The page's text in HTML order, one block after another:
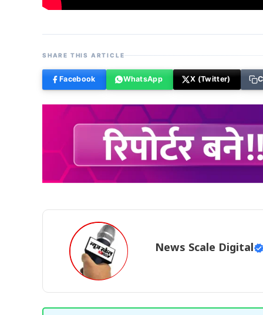
SHARE THIS ARTICLE
Facebook WhatsApp X (Twitter)
News Scale Digital